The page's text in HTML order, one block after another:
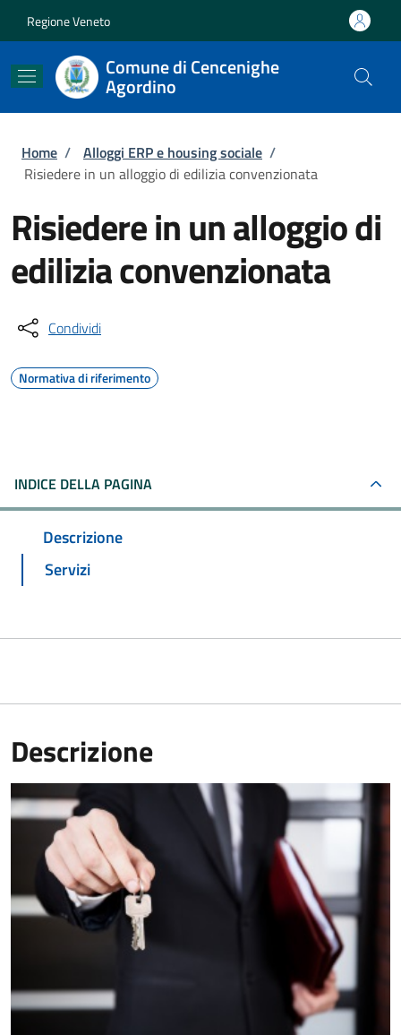
Regione Veneto
Comune di Cencenighe
Agordino
Briciole di pane
Home / Alloggi ERP e housing sociale /
Risiedere in un alloggio di edilizia convenzionata
Risiedere in un alloggio di
edilizia convenzionata
Condividi
Normativa di riferimento
INDICE DELLA PAGINA
Descrizione
Servizi
Descrizione